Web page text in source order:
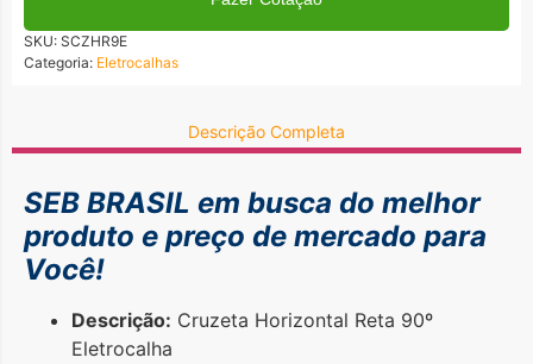
SKU: SCZHR9E
Categoria: Eletrocalhas
Descrição Completa
SEB BRASIL em busca do melhor
produto e preço de mercado para
Você!
Descrição: Cruzeta Horizontal Reta 90º
Eletrocalha